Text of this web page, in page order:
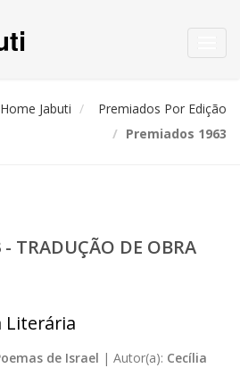
Home Jabuti
Premiados Por Edição
Premiados 1963
TRADUÇÃO DE OBRA
Literária
de Israel | Autor(a): Cecília